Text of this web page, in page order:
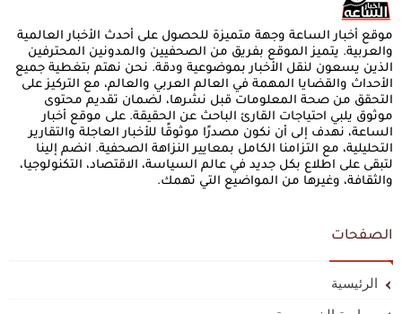
موقع أخبار الساعة وجهة متميزة للحصول على أحدث الأخبار العالمية
والعربية. يتميز الموقع بفريق من الصحفيين والمدونين المحترفين
الذين يسعون لنقل الأخبار بموضوعية ودقة. نحن نهتم بتغطية جميع
الأحداث والقضايا المهمة في العالم العربي والعالم، مع التركيز على
التحقق من صحة المعلومات قبل نشرها، لضمان تقديم محتوى
موثوق يلبي احتياجات القارئ الباحث عن الحقيقة. على موقع أخبار
الساعة، نهدف إلى أن نكون مصدرًا موثوقًا للأخبار العاجلة والتقارير
التحليلية، مع التزامنا الكامل بمعايير النزاهة الصحفية. انضم إلينا
لتبقى على اطلاع بكل جديد في عالم السياسة، الاقتصاد، التكنولوجيا،
والثقافة، وغيرها من المواضيع التي تهمك.
الصفحات
الرئيسية